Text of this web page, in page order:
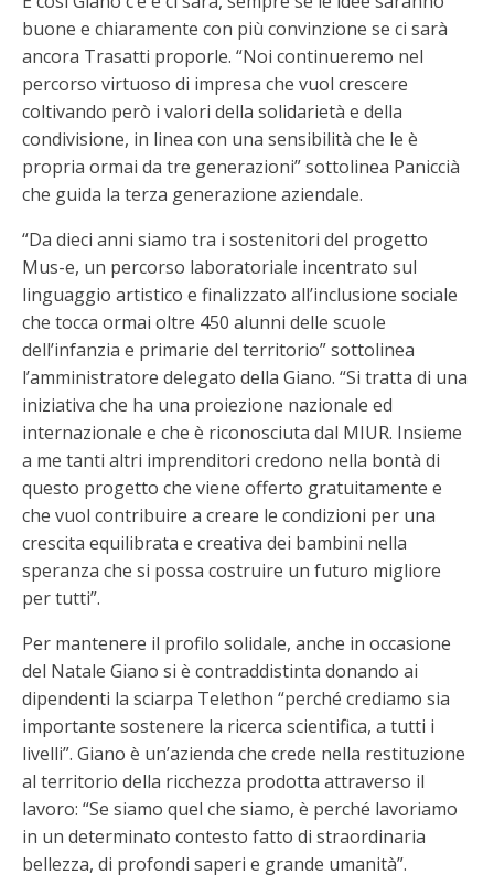
buone e chiaramente con più convinzione se ci sarà
ancora Trasatti proporle. “Noi continueremo nel
percorso virtuoso di impresa che vuol crescere
coltivando però i valori della solidarietà e della
condivisione, in linea con una sensibilità che le è
propria ormai da tre generazioni” sottolinea Paniccià
che guida la terza generazione aziendale.
“Da dieci anni siamo tra i sostenitori del progetto
Mus-e, un percorso laboratoriale incentrato sul
linguaggio artistico e finalizzato all’inclusione sociale
che tocca ormai oltre 450 alunni delle scuole
dell’infanzia e primarie del territorio” sottolinea
l’amministratore delegato della Giano. “Si tratta di una
iniziativa che ha una proiezione nazionale ed
internazionale e che è riconosciuta dal MIUR. Insieme
a me tanti altri imprenditori credono nella bontà di
questo progetto che viene offerto gratuitamente e
che vuol contribuire a creare le condizioni per una
crescita equilibrata e creativa dei bambini nella
speranza che si possa costruire un futuro migliore
per tutti”.
Per mantenere il profilo solidale, anche in occasione
del Natale Giano si è contraddistinta donando ai
dipendenti la sciarpa Telethon “perché crediamo sia
importante sostenere la ricerca scientifica, a tutti i
livelli”. Giano è un’azienda che crede nella restituzione
al territorio della ricchezza prodotta attraverso il
lavoro: “Se siamo quel che siamo, è perché lavoriamo
in un determinato contesto fatto di straordinaria
bellezza, di profondi saperi e grande umanità”.